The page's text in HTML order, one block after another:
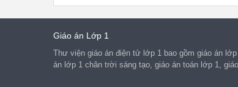
Giáo án Lớp 1
Thư viện giáo án điện tử lớp 1 bao gồm giáo án
án lớp 1 chân trời sáng tạo, giáo án toán lớp 1,